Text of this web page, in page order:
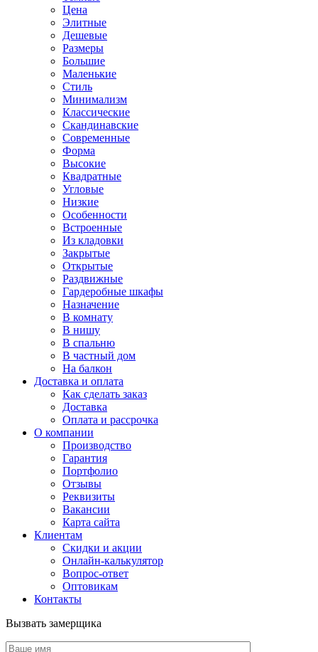
Цена
Элитные
Дешевые
Размеры
Большие
Маленькие
Стиль
Минимализм
Классические
Скандинавские
Современные
Форма
Высокие
Квадратные
Угловые
Низкие
Особенности
Встроенные
Из кладовки
Закрытые
Открытые
Раздвижные
Гардеробные шкафы
Назначение
В комнату
В нишу
В спальню
В частный дом
На балкон
Доставка и оплата
Как сделать заказ
Доставка
Оплата и рассрочка
О компании
Производство
Гарантия
Портфолио
Отзывы
Реквизиты
Вакансии
Карта сайта
Клиентам
Скидки и акции
Онлайн-калькулятор
Вопрос-ответ
Оптовикам
Контакты
Вызвать замерщика